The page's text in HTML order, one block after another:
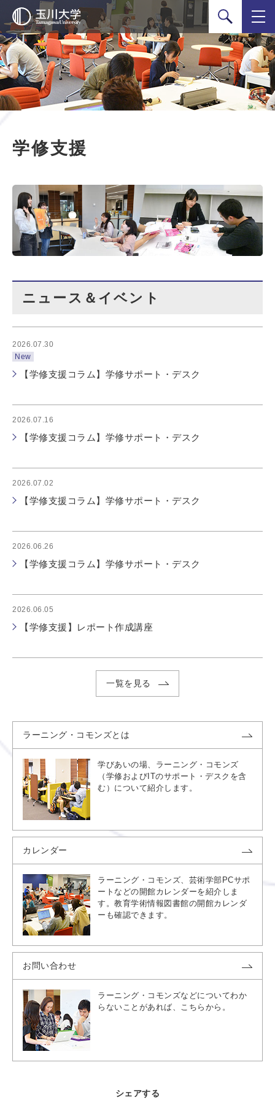
検索
学修支援
ニュース＆イベント
2026.07.30
New
【学修支援コラム】学修サポート・デスク
2026.07.16
【学修支援コラム】学修サポート・デスク
2026.07.02
【学修支援コラム】学修サポート・デスク
2026.06.26
【学修支援コラム】学修サポート・デスク
2026.06.05
【学修支援】レポート作成講座
一覧を見る
ラーニング・コモンズとは
学びあいの場、ラーニング・コモンズ
（学修およびITのサポート・デスクを含
む）について紹介します。
カレンダー
ラーニング・コモンズ、芸術学部PCサポ
ートなどの開館カレンダーを紹介しま
す。教育学術情報図書館の開館カレンダ
ーも確認できます。
お問い合わせ
ラーニング・コモンズなどについてわか
らないことがあれば、こちらから。
シェアする